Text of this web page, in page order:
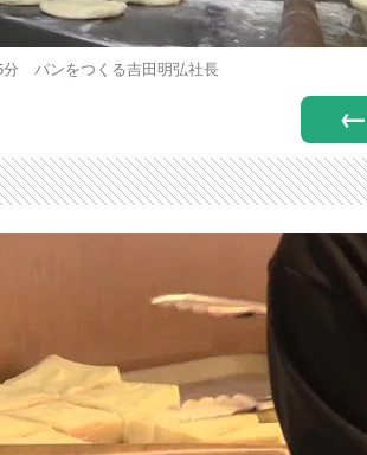
分 パンをつくる吉田明弘社長